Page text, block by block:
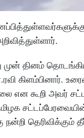
தினம்
கிளம்பினார்.
என கூறி அவர்
தெரிவிக்கும்